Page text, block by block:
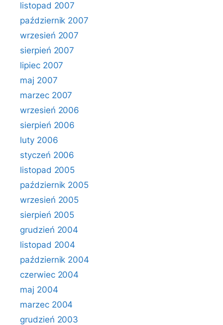
listopad 2007
październik 2007
wrzesień 2007
sierpień 2007
lipiec 2007
maj 2007
marzec 2007
wrzesień 2006
sierpień 2006
luty 2006
styczeń 2006
listopad 2005
październik 2005
wrzesień 2005
sierpień 2005
grudzień 2004
listopad 2004
październik 2004
czerwiec 2004
maj 2004
marzec 2004
grudzień 2003